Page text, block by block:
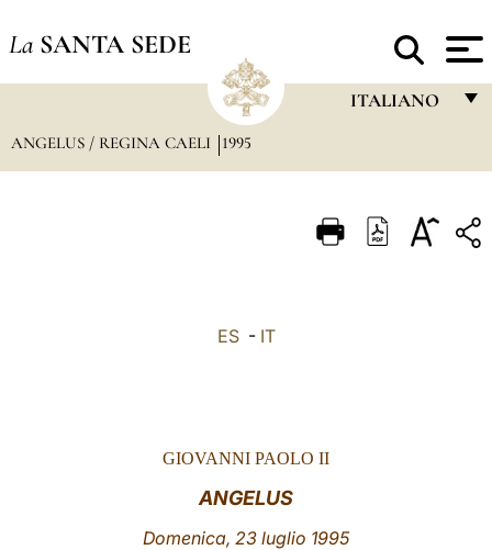
La SANTA SEDE
ITALIANO
ITALIANO
LATINE
ANGELUS / REGINA CAELI 1995
ES- IT
GIOVANNI PAOLO II
ANGELUS
Domenica, 23 luglio 1995